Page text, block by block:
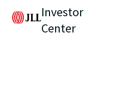
Investor
Center